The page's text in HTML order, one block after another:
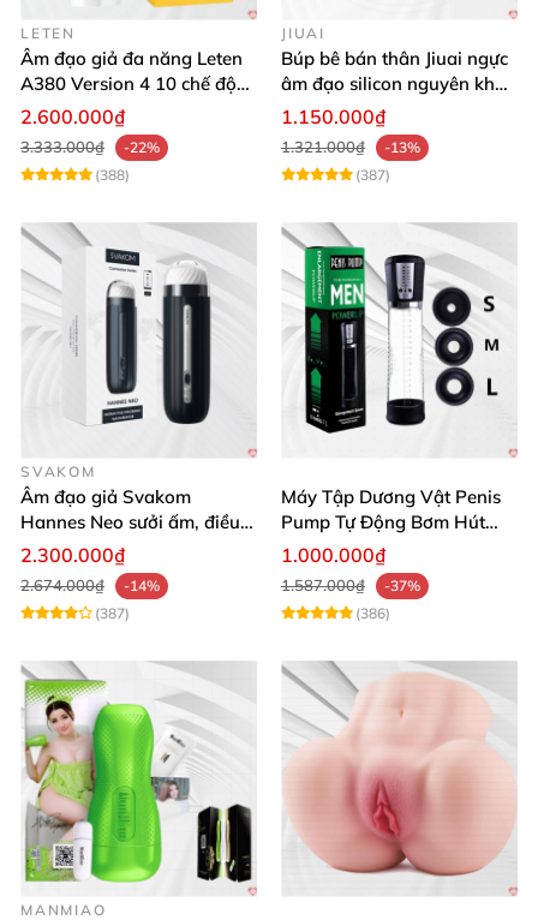
LETEN
Âm đạo giả đa năng Leten
A380 Version 4 10 chế độ
bú mút sục
2.600.000₫
3.333.000₫
-22%
(388)
JIUAI
Búp bê bán thân Jiuai ngực
âm đạo silicon nguyên khối
cao cấp
1.150.000₫
1.321.000₫
-13%
(387)
SVAKOM
Âm đạo giả Svakom
Hannes Neo sưởi ấm, điều
khiển app thông minh
2.300.000₫
2.674.000₫
-14%
(387)
Máy Tập Dương Vật Penis
Pump Tự Động Bơm Hút
Kích Thước Lớn
1.000.000₫
1.587.000₫
-37%
(386)
MANMIAO